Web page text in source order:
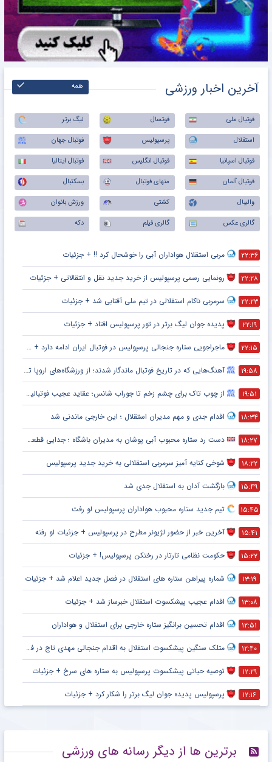
آخرین اخبار ورزشی همه
فوتبال ملی فوتسال
لیگ برتر
استقلال
پرسپولیس
فوتبال جهان
فوتبال اسپانیا
فوتبال انگلیس
فوتبال ایتالیا
فوتبال آلمان
منهای فوتبال
بسکتبال
والیبال
کشتی
ورزش بانوان
گالری عکس
گالری فیلم دکه
۲۲:۳۶ مربی استقلال هواداران آبی را خوشحال کرد !! + جزئیات
۲۲:۲۸ رونمایی رسمی پرسپولیس از خرید جدید نقل و انتقالاتی + جزئیات
۲۲:۲۳ سرمربی ناکام استقلالی در تیم ملی آفتابی شد + جزئیات
۲۲:۱۹ پدیده جوان لیگ برتر در تور پرسپولیس افتاد + جزئیات
۲۲:۱۵ ماجراجویی ستاره جنجالی پرسپولیس در فوتبال ایران ادامه دارد + جزئیات
۱۹:۵۸ آهنگ‌هایی که در تاریخ فوتبال ماندگار شدند؛ از ورزشگاه‌های اروپا تا جام جهانی
۱۹:۵۱ از چوب تاک برای چشم زخم تا جوراب شانس؛ عقاید عجیب فوتبالیست‌ها!
۱۸:۳۴ اقدام جدی و مهم مدیران استقلال ؛ این خارجی ماندنی شد
۱۸:۲۷ دست رد ستاره محبوب آبی پوشان به مدیران باشگاه ؛ جدایی قطعی است !
۱۸:۲۲ شوخی کنایه آمیز سرمربی استقلالی به خرید جدید پرسپولیس
۱۵:۴۹ بازگشت آدان به استقلال جدی شد
۱۵:۴۵ تیم جدید ستاره محبوب هواداران پرسپولیس لو رفت
۱۵:۴۱ آخرین خبر از حضور لژیونر مطرح در پرسپولیس + جزئیات لو رفته
۱۵:۲۲ حکومت نظامی تارتار در رختکن پرسپولیس! + جزئیات
۱۳:۱۹ شماره پیراهن ستاره های استقلال در فصل جدید اعلام شد + جزئیات
۱۳:۰۸ اقدام عجیب پیشکسوت استقلال خبرساز شد + جزئیات
۱۲:۵۱ اقدام تحسین برانگیز ستاره خارجی برای استقلال و هواداران
۱۲:۴۰ متلک سنگین پیشکسوت استقلال به اقدام جنجالی مهدی تاج در فدراسیون فوتبال
۱۲:۲۹ توصیه حیاتی پیشکسوت پرسپولیس به ستاره های سرخ + جزئیات
۱۲:۱۶ پرسپولیس پدیده جوان لیگ برتر را شکار کرد + جزئیات
برترین ها از دیگر رسانه های ورزشی